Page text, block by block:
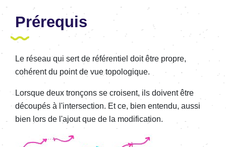
Prérequis
Le réseau qui sert de référentiel doit être propre,
cohérent du point de vue topologique.
Lorsque deux tronçons se croisent, ils doivent être
découpés à l'intersection. Et ce, bien entendu, aussi
bien lors de l'ajout que de la modification.